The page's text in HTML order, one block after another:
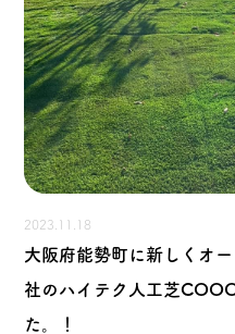
2023.11.18
大阪府能勢町に新しくオ
社のハイテク人工芝
た。！